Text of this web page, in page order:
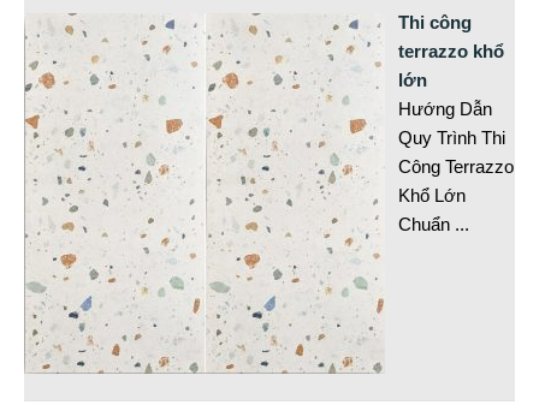
Thi công
terrazzo khổ
lớn
Hướng Dẫn
Quy Trình Thi
Công Terrazzo
Khổ Lớn
Chuẩn ...